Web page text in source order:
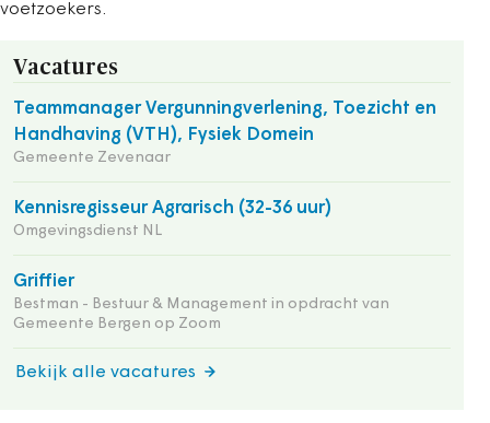
voetzoekers.
Vacatures
Teammanager Vergunningverlening, Toezicht en
Handhaving (VTH), Fysiek Domein
Gemeente Zevenaar
Kennisregisseur Agrarisch (32-36 uur)
Omgevingsdienst NL
Griffier
Bestman - Bestuur & Management in opdracht van
Gemeente Bergen op Zoom
Bekijk alle vacatures